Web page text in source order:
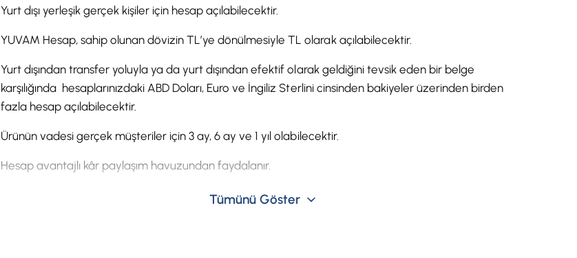
Yurt dışı yerleşik gerçek kişiler için hesap açılabilecektir.
YUVAM Hesap, sahip olunan dövizin TL’ye dönülmesiyle TL olarak açılabilecektir.
Yurt dışından transfer yoluyla ya da yurt dışından efektif olarak geldiğini tevsik eden bir belge
karşılığında hesaplarınızdaki ABD Doları, Euro ve İngiliz Sterlini cinsinden bakiyeler üzerinden birden
fazla hesap açılabilecektir.
Ürünün vadesi gerçek müşteriler için 3 ay, 6 ay ve 1 yıl olabilecektir.
Hesap avantajlı kâr paylaşım havuzundan faydalanır.
Hesap açma alt limiti 500 USD/EUR/GBP’dir.Tümünü Göster